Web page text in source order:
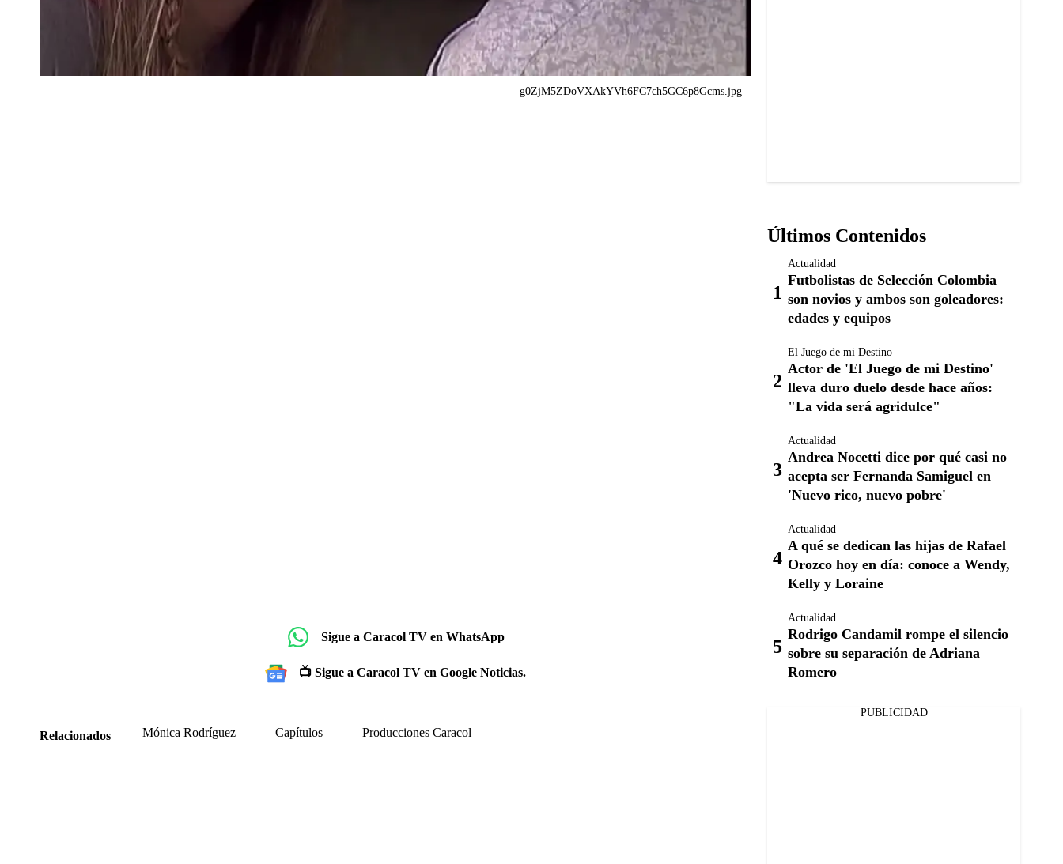
g0ZjM5ZDoVXAkYVh6FC7ch5GC6p8Gcms.jpg
Sigue a Caracol TV en WhatsApp
📺 Sigue a Caracol TV en Google Noticias.
Relacionados Mónica Rodríguez Capítulos Producciones Caracol
Últimos Contenidos
Actualidad
Futbolistas de Selección Colombia
son novios y ambos son goleadores:
edades y equipos
El Juego de mi Destino
Actor de 'El Juego de mi Destino'
lleva duro duelo desde hace años:
"La vida será agridulce"
Actualidad
Andrea Nocetti dice por qué casi no
acepta ser Fernanda Samiguel en
'Nuevo rico, nuevo pobre'
Actualidad
A qué se dedican las hijas de Rafael
Orozco hoy en día: conoce a Wendy,
Kelly y Loraine
Actualidad
Rodrigo Candamil rompe el silencio
sobre su separación de Adriana
Romero
PUBLICIDAD